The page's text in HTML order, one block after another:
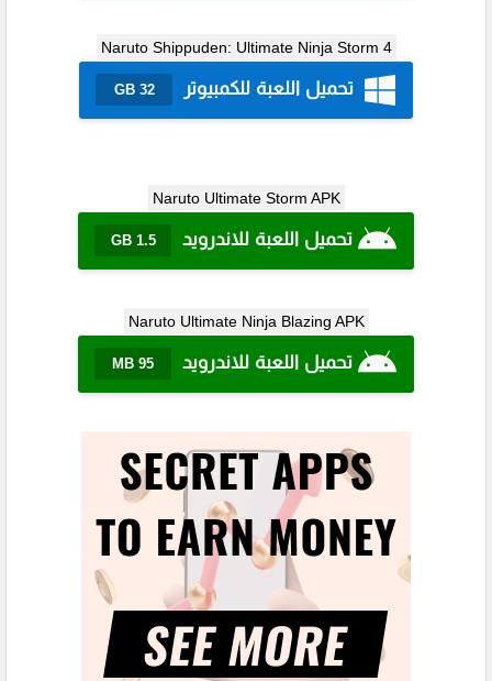
Naruto Shippuden: Ultimate Ninja Storm 4
تحميل اللعبة للكمبيوتر 32 GB
Naruto Ultimate Storm APK
تحميل اللعبة للاندرويد 1.5 GB
Naruto Ultimate Ninja Blazing APK
تحميل اللعبة للاندرويد 95 MB